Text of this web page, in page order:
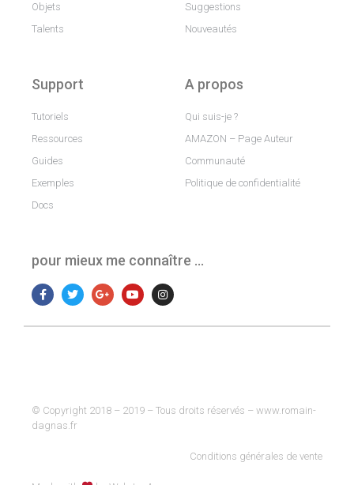
Objets
Talents
Suggestions
Nouveautés
Support
Tutoriels
Ressources
Guides
Exemples
Docs
A propos
Qui suis-je ?
AMAZON – Page Auteur
Communauté
Politique de confidentialité
pour mieux me connaître …
© Copyright 2018 – 2019 – Tous droits réservés – www.romain-
dagnas.fr
Conditions générales de vente